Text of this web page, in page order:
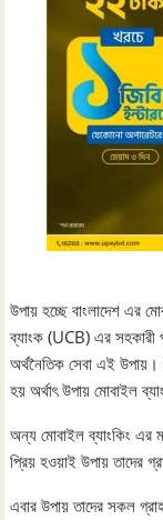
উপায় হচ্ছে বাংলাদেশ এর
ব্যাংক (UCB) এর সহকারী
অর্থনৈতিক সেবা এই উপায়।
হয় অর্থাৎ উপায় মোবাইল
অন্য মোবাইল ব্যাংকিং
প্রিয় হওয়াই উপায় তাদের
এবার উপায় তাদের সকল